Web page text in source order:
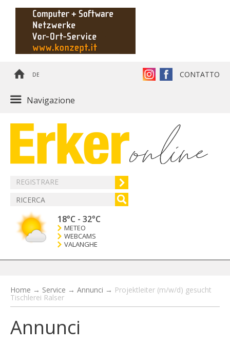
DE CONTATTO
Navigazione
REGISTRARE
18°C - 32°C
METEO
WEBCAMS
VALANGHE
Home → Service → Annunci → Projektleiter (m/w/d) gesucht
Tischlerei Ralser
Annunci